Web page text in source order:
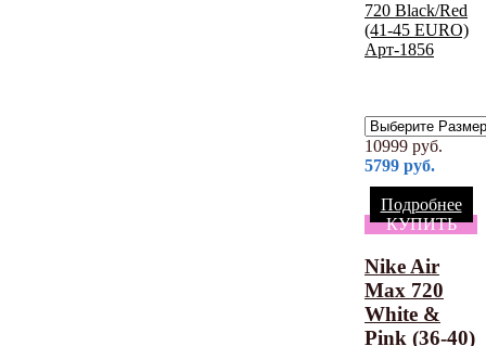
10999 руб.
5799 руб.
Подробнее
КУПИТЬ
Nike Air
Max 720
White &
Pink (36-40)